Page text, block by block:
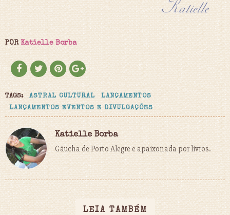
POR Katielle Borba
TAGS: ASTRAL CULTURAL
LANÇAMENTOS
LANÇAMENTOS EVENTOS E DIVULGAÇÕES
Katielle Borba
Gáucha de Porto Alegre e apaixonada por livros.
LEIA TAMBÉM